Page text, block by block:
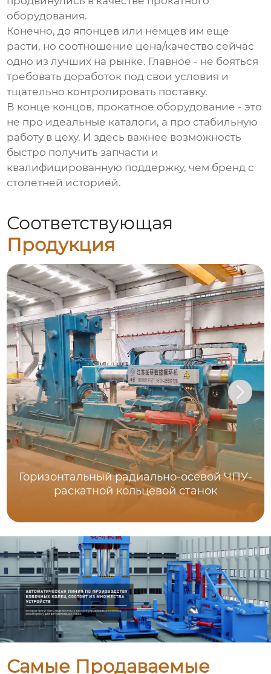
оборудования.
Конечно, до японцев или немцев им еще
расти, но соотношение цена/качество сейчас
одно из лучших на рынке. Главное - не бояться
требовать доработок под свои условия и
тщательно контролировать поставку.
В конце концов, прокатное оборудование - это
не про идеальные каталоги, а про стабильную
работу в цеху. И здесь важнее возможность
быстро получить запчасти и
квалифицированную поддержку, чем бренд с
столетней историей.
Соответствующая
Продукция
Горизонтальный радиально-осевой ЧПУ-
раскатной кольцевой станок
Самые Продаваемые